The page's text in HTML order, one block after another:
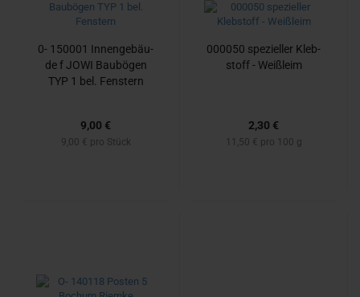
0- 150001 In­nen­ge­bäu­
de f JOWI Bau­bö­gen
TYP 1 bel. Fens­tern
9,00 €
9,00 € pro Stück
000050 spe­zi­el­ler Kleb­
stoff - Weiß­leim
2,30 €
11,50 € pro 100 g